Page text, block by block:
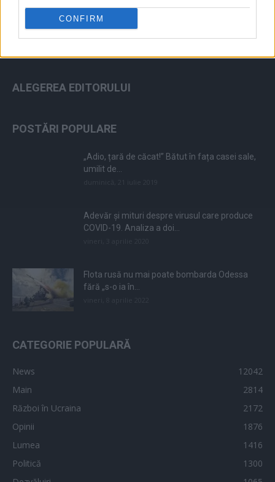
CONFIRM
ALEGEREA EDITORULUI
POSTĂRI POPULARE
„Adio, țară de căcat!” Bătut în fața casei sale,
umilit de...
Adevăr și mituri despre virusul care produce
COVID-19. Analiza a doi...
Flota rusă nu mai poate bombarda Odessa
fără „s-o ia în...
CATEGORIE POPULARĂ
News
12042
Main
2814
Război în Ucraina
2172
Opinii
1876
Lumea
1416
Politică
1300